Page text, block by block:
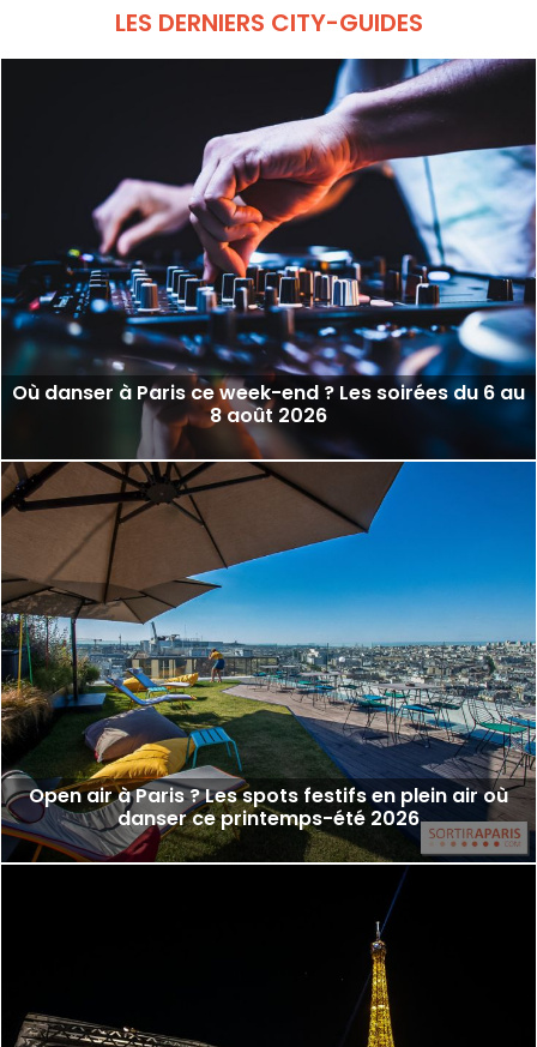
LES DERNIERS CITY-GUIDES
Où danser à Paris ce week-end ? Les soirées du 6 au
8 août 2026
Open air à Paris ? Les spots festifs en plein air où
danser ce printemps-été 2026